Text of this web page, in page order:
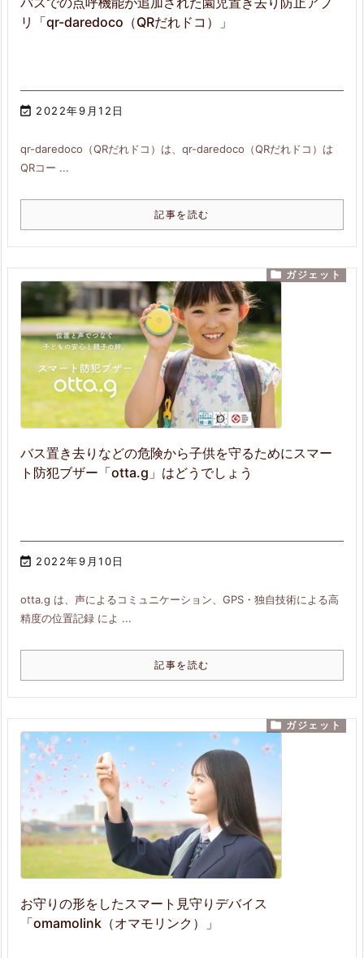
リ「qr-daredoco（QRだれドコ）」
 2022年9月12日
qr-daredoco（QRだれドコ）は、qr-daredoco（QRだれドコ）は
QRコー ...
記事を読む
バス置き去りなどの危険から子供を守るためにスマー
ト防犯ブザー「otta.g」はどうでしょう
 2022年9月10日
 ガジェット
otta.g は、声によるコミュニケーション、GPS・独自技術による高
精度の位置記録 によ ...
記事を読む
お守りの形をしたスマート見守りデバイス
「omamolink（オマモリンク）」
 ガジェット